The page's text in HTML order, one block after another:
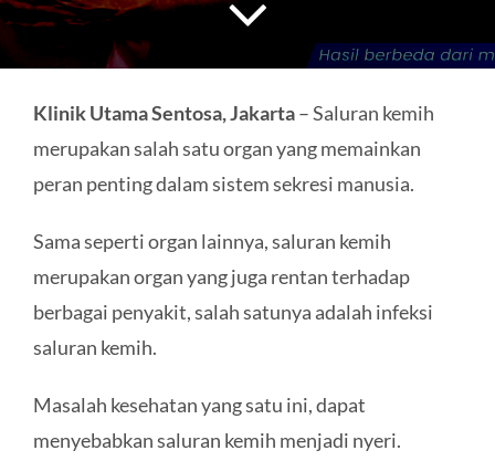
Klinik Utama Sentosa, Jakarta– Saluran kemih
merupakan salah satu organ yang memainkan
peran penting dalam sistem sekresi manusia.
Sama seperti organ lainnya, saluran kemih
merupakan organ yang juga rentan terhadap
berbagai penyakit, salah satunya adalah infeksi
saluran kemih.
Masalah kesehatan yang satu ini, dapat
menyebabkan saluran kemih menjadi nyeri.